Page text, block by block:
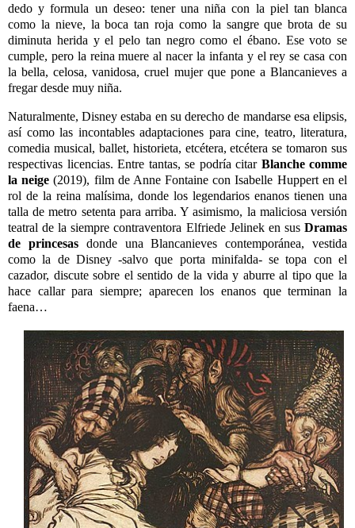
dedo y formula un deseo: tener una niña con la piel tan blanca
como la nieve, la boca tan roja como la sangre que brota de su
diminuta herida y el pelo tan negro como el ébano. Ese voto se
cumple, pero la reina muere al nacer la infanta y el rey se casa con
la bella, celosa, vanidosa, cruel mujer que pone a Blancanieves a
fregar desde muy niña.
Naturalmente, Disney estaba en su derecho de mandarse esa elipsis,
así como las incontables adaptaciones para cine, teatro, literatura,
comedia musical, ballet, historieta, etcétera, etcétera se tomaron sus
respectivas licencias. Entre tantas, se podría citar Blanche comme
la neige (2019), film de Anne Fontaine con Isabelle Huppert en el
rol de la reina malísima, donde los legendarios enanos tienen una
talla de metro setenta para arriba. Y asimismo, la maliciosa versión
teatral de la siempre contraventora Elfriede Jelinek en sus Dramas
de princesas donde una Blancanieves contemporánea, vestida
como la de Disney -salvo que porta minifalda- se topa con el
cazador, discute sobre el sentido de la vida y aburre al tipo que la
hace callar para siempre; aparecen los enanos que terminan la
faena…